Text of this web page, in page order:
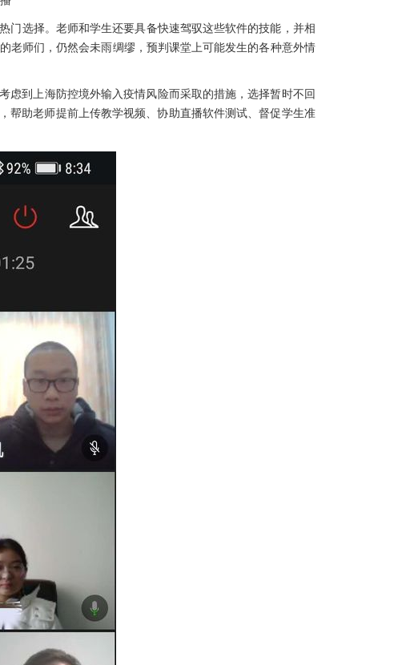
门选择。老师和学生还要具备快速驾驭这些软件的技能，并相
老师们，仍然会未雨绸缪，预判课堂上可能发生的各种意外情
虑到上海防控境外输入疫情风险而采取的措施，选择暂时不回
帮助老师提前上传教学视频、协助直播软件测试、督促学生准